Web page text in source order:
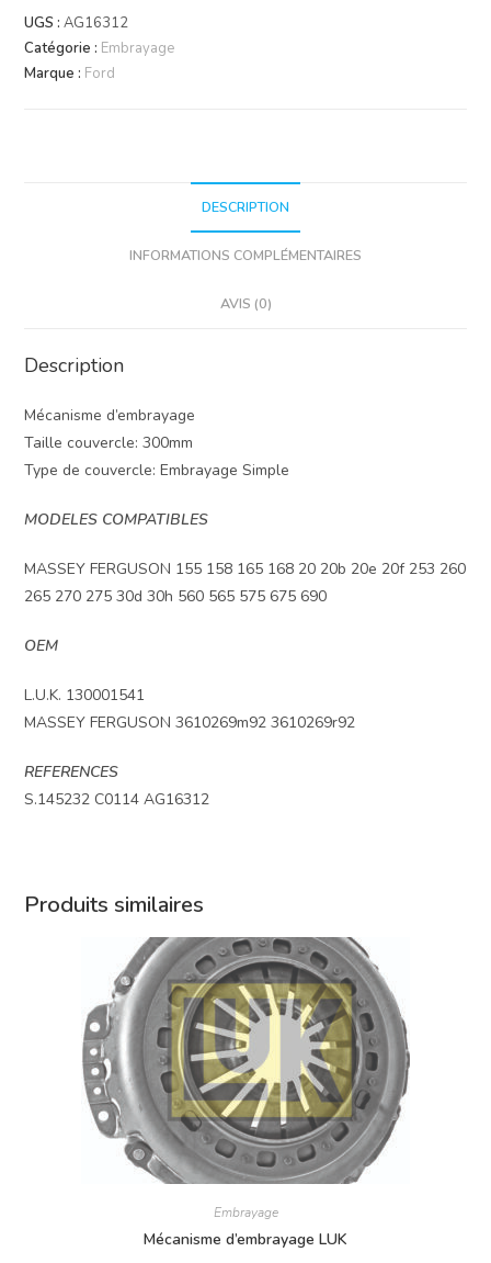
d'embrayage
LUK
UGS :AG16312
Catégorie : Embrayage
Marque : Ford
DESCRIPTION
INFORMATIONS COMPLÉMENTAIRES
AVIS (0)
Description
Mécanisme d’embrayage
Taille couvercle: 300mm
Type de couvercle: Embrayage Simple
MODELES COMPATIBLES
MASSEY FERGUSON 155 158 165 168 20 20b 20e 20f 253 260
265 270 275 30d 30h 560 565 575 675 690
OEM
L.U.K. 130001541
MASSEY FERGUSON 3610269m92 3610269r92
REFERENCES
S.145232 C0114 AG16312
Produits similaires
Embrayage
Mécanisme d’embrayage LUK